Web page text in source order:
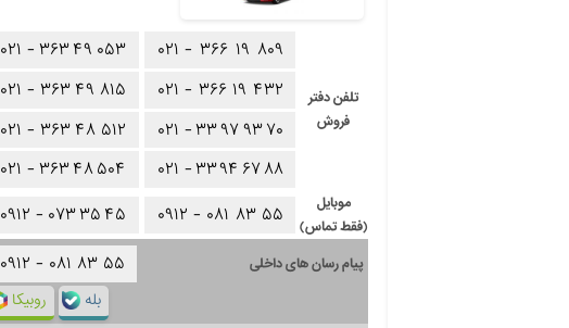
تلفن دفتر
فروش
۰۲۱ - ۳۶۶ ۱۹ ۸۰۹
۰۲۱ - ۳۶۶ ۱۹ ۴۳۲
۰۲۱ -۳۳۹۷۹۳۷۰
۰۲۱ -۳۳۹۴ ۶۷۸۸
۰۲۱ - ۳۶۳۴۹ ۰۵۳
۰۲۱ - ۳۶۳ ۴۹ ۸۱۵
۰۲۱ - ۳۶۳ ۴۸ ۵۱۲
۰۲۱ - ۳۶۳۴۸۵۰۴
موبایل
(فقط تماس)
۰۹۱۲ - ۰۸۱ ۸۳ ۵۵ ۰۹۱۲ - ۰۷۳۳۵ ۴۵
پیام رسان های داخلی ۰۹۱۲ - ۰۸۱ ۸۳ ۵۵
روبیکا بله